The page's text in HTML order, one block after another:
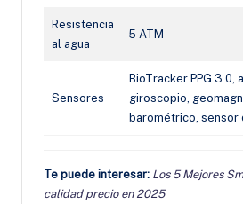
Resistencia
al agua
5 ATM
Sensores
BioTracker PPG 3.0,
giroscopio,
barométrico, sensor
Te puede interesar: Los 5 Mejores
calidad precio en 2025